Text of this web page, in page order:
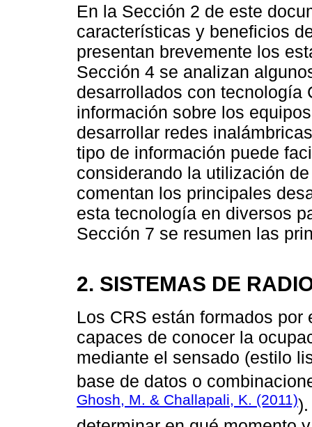
En la Sección 2 de este
características y beneficios
presentan brevemente los
Sección 4 se analizan
desarrollados con tecnología
información sobre los
desarrollar redes
tipo de información puede
considerando la utilización
comentan los principales
esta tecnología en diversos
Sección 7 se resumen las
2. SISTEMAS DE
Los CRS están formados
capaces de conocer la
mediante el sensado (estilo
base de datos o
Ghosh, M. & Challapali, K. (2011)